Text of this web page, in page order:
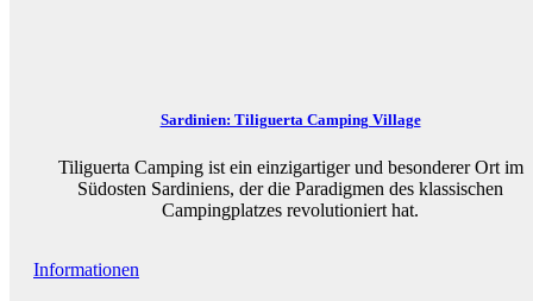
Sardinien: Tiliguerta Camping Village
Tiliguerta Camping ist ein einzigartiger und besonderer Ort im
Südosten Sardiniens, der die Paradigmen des klassischen
Campingplatzes revolutioniert hat.
Informationen